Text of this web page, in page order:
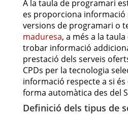
A la taula de programari
es proporciona informació
versions de programari o
maduresa, a més a la
trobar informació
prestació dels serveis
CPDs per la tecnologia
informació respecte a si
forma automàtica des del
Definició dels tipus de